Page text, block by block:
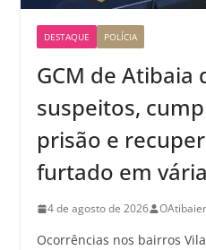
DESTAQUE POLÍCIA
GCM de
suspeitos,
prisão e
furtado em
4 de agosto de 2026
Ocorrências nos bairros